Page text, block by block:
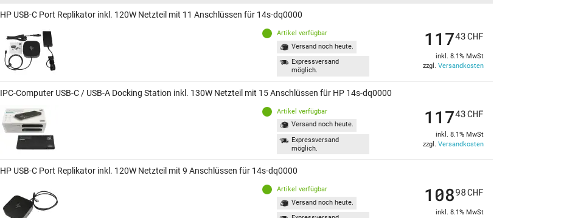
HP USB-C Port Replikator inkl. 120W Netzteil mit 11 Anschlüssen für 14s-dq0000
Artikel verfügbar
Versand noch heute.
Expressversand
möglich.
11743CHF
inkl. 8.1% MwSt
zzgl. Versandkosten
IPC-Computer USB-C / USB-A Docking Station inkl. 130W Netzteil mit 15 Anschlüssen für HP 14s-dq0000
Artikel verfügbar
Versand noch heute.
Expressversand
möglich.
11743CHF
inkl. 8.1% MwSt
zzgl. Versandkosten
HP USB-C Port Replikator inkl. 120W Netzteil mit 9 Anschlüssen für 14s-dq0000
Artikel verfügbar
Versand noch heute.
10898CHF
inkl. 8.1% MwSt